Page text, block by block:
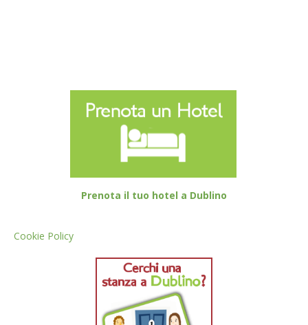
Prenota il tuo hotel a Dublino
Cookie Policy